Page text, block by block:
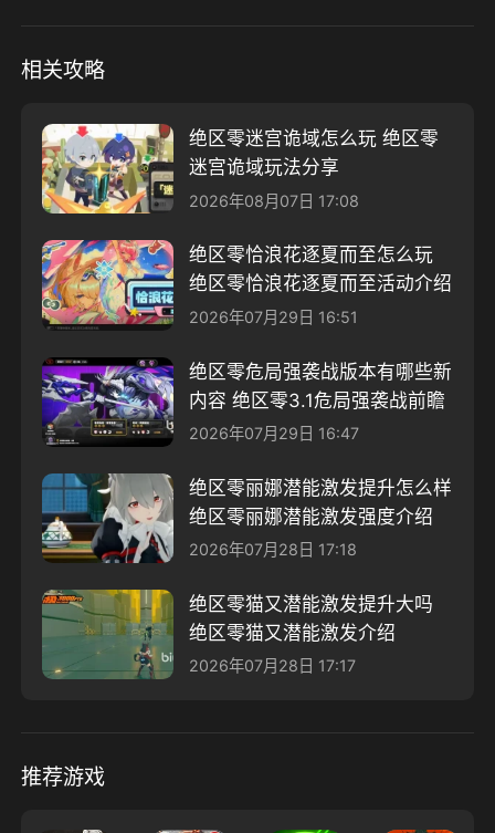
相关攻略
绝区零迷宫诡域怎么玩 绝区零
迷宫诡域玩法分享
2026年08月07日 17:08
绝区零恰浪花逐夏而至怎么玩
绝区零恰浪花逐夏而至活动介绍
2026年07月29日 16:51
绝区零危局强袭战版本有哪些新
内容 绝区零3.1危局强袭战前瞻
2026年07月29日 16:47
绝区零丽娜潜能激发提升怎么样
绝区零丽娜潜能激发强度介绍
2026年07月28日 17:18
绝区零猫又潜能激发提升大吗 ​
绝区零猫又潜能激发介绍
2026年07月28日 17:17
推荐游戏